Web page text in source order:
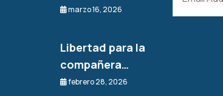
marzo 16, 2026
Libertad para la
compañera…
febrero 28, 2026